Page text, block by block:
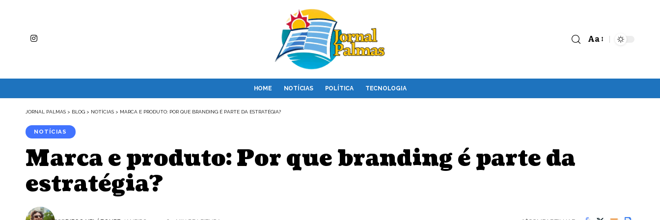
Aa
HOME NOTÍCIAS POLÍTICA TECNOLOGIA
JORNAL PALMAS > BLOG > NOTÍCIAS > MARCA E PRODUTO: POR QUE BRANDING É PARTE DA ESTRATÉGIA?
NOTÍCIAS
Marca e produto: Por que branding é parte da
estratégia?